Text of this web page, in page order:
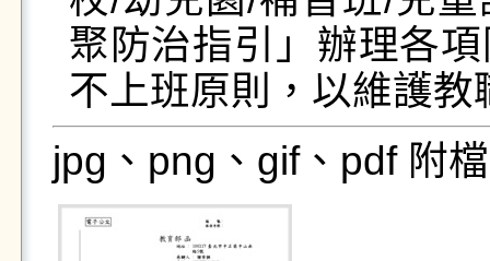
聚防治指引」辦理各
不上班原則，以維護教
jpg、png、gif、pdf 附